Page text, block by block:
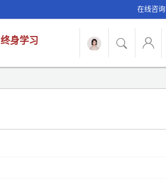
在线咨询
终身学习